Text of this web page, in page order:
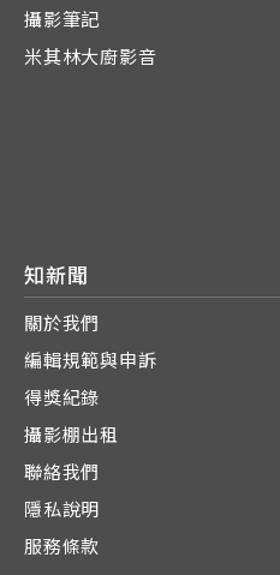
攝影筆記
米其林大廚影音
知新聞
關於我們
編輯規範與申訴
得獎紀錄
攝影棚出租
聯絡我們
隱私說明
服務條款